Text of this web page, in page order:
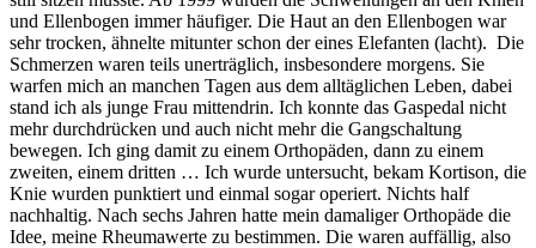
und Ellenbogen immer häufiger. Die Haut an den Ellenbogen war
sehr trocken, ähnelte mitunter schon der eines Elefanten (lacht). Die
Schmerzen waren teils unerträglich, insbesondere morgens. Sie
warfen mich an manchen Tagen aus dem alltäglichen Leben, dabei
stand ich als junge Frau mittendrin. Ich konnte das Gaspedal nicht
mehr durchdrücken und auch nicht mehr die Gangschaltung
bewegen. Ich ging damit zu einem Orthopäden, dann zu einem
zweiten, einem dritten … Ich wurde untersucht, bekam Kortison, die
Knie wurden punktiert und einmal sogar operiert. Nichts half
nachhaltig. Nach sechs Jahren hatte mein damaliger Orthopäde die
Idee, meine Rheumawerte zu bestimmen. Die waren auffällig, also